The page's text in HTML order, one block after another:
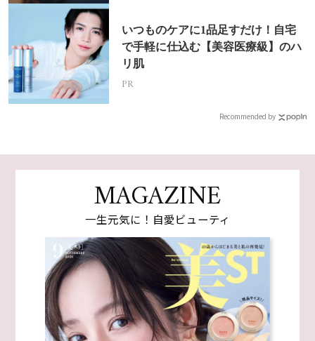
いつものケアに1品足すだけ！自宅
で手軽に仕込む【美容医療級】のハ
リ肌
PR
Recommended by
MAGAZINE
一生元気に！自愛ビューティ